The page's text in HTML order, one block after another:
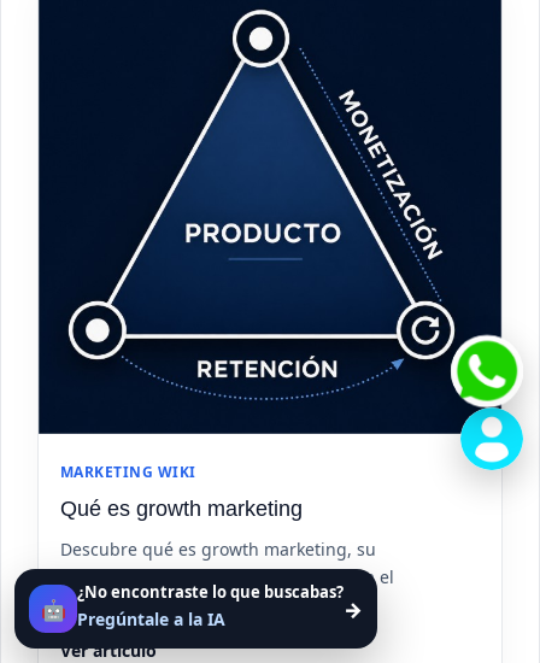
🤖
¿No encontraste lo que buscabas?
Pregúntale a la IA →
MARKETING WIKI
Qué es growth marketing
Descubre qué es growth marketing, su
metodología, objetivos y cómo impulsa el
crecimiento en negocios digitales.
Ver artículo